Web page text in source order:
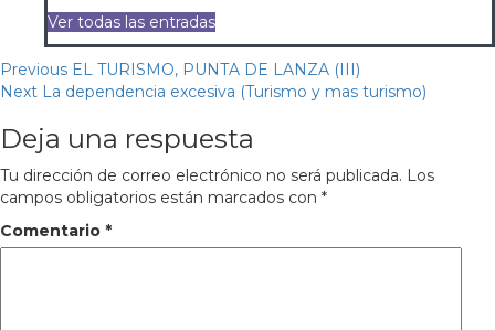
Ver todas las entradas
Continue
Reading
Previous EL TURISMO, PUNTA DE LANZA (III)
Next La dependencia excesiva (Turismo y mas turismo)
Deja una respuesta
Tu dirección de correo electrónico no será publicada. Los
campos obligatorios están marcados con *
Comentario *